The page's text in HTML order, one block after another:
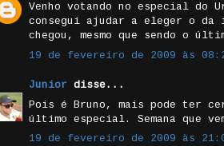
Venho votando no especial do
consegui ajudar a eleger o da
chegou, mesmo que sendo o
19 de fevereiro de 2009 às
Junior disse...
Pois é Bruno, mais pode ter
último especial. Semana que
19 de fevereiro de 2009 às